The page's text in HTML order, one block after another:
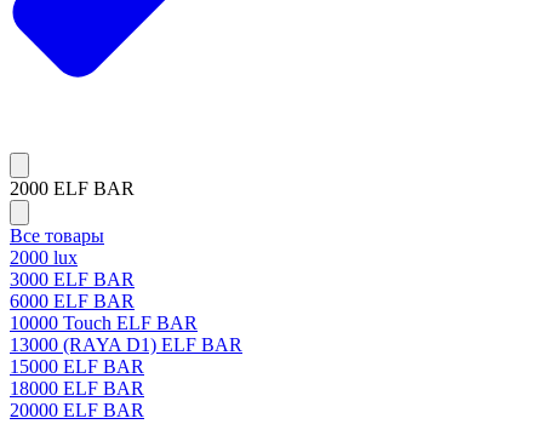
2000 ELF BAR
Все товары
2000 lux
3000 ELF BAR
6000 ELF BAR
10000 Touch ELF BAR
13000 (RAYA D1) ELF BAR
15000 ELF BAR
18000 ELF BAR
20000 ELF BAR